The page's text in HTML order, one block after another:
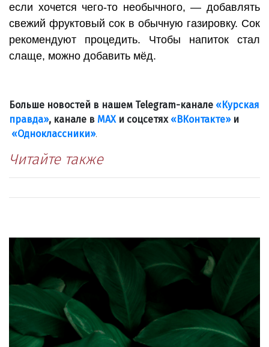
если хочется чего-то необычного, — добавлять
свежий фруктовый сок в обычную газировку. Сок
рекомендуют процедить. Чтобы напиток стал
слаще, можно добавить мёд.
Больше новостей в нашем Telegram-канале «Курская
правда», канале в МАХи соцсетях «ВКонтакте»и
«Одноклассники».
Читайте также